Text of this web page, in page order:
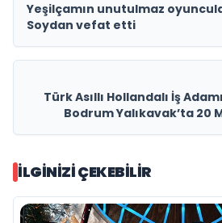
Yeşilçamın unutulmaz
Soydan vefat etti
Türk Asıllı Hollandalı İş
Bodrum Yalıkavak’ta 20
İLGINIZI ÇEKEBILIR